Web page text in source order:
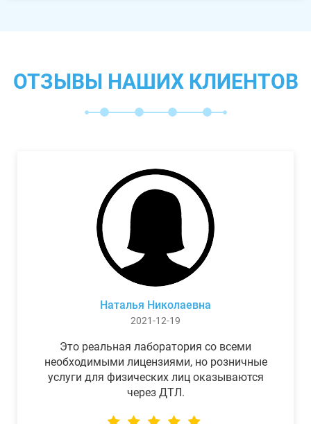
ОТЗЫВЫ НАШИХ КЛИЕНТОВ
Наталья Николаевна
2021-12-19
Это реальная лаборатория со всеми
необходимыми лицензиями, но розничные
услуги для физических лиц оказываются
через ДТЛ.